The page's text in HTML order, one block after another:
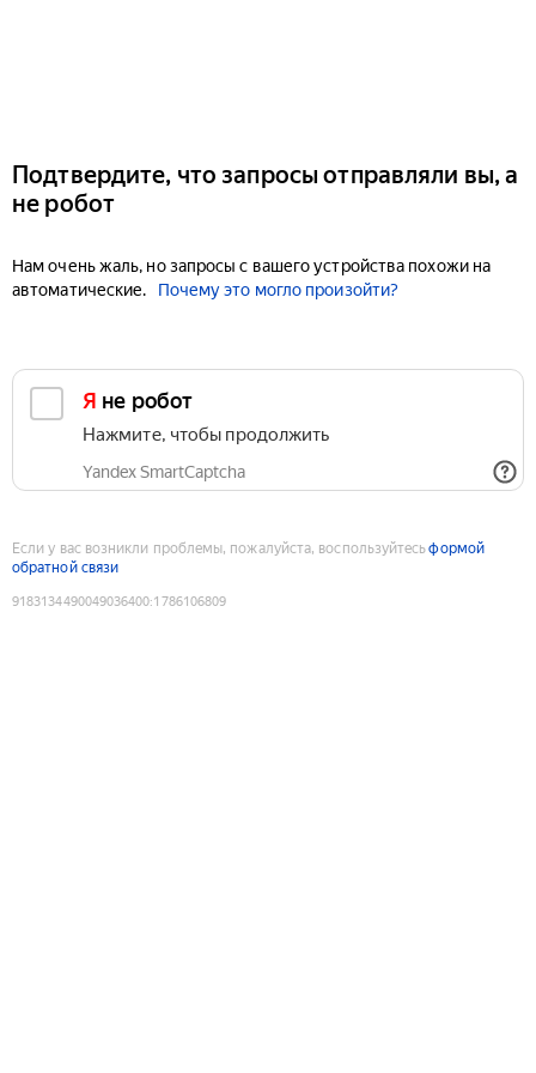
Подтвердите, что запросы отправляли вы, а
не робот
Нам очень жаль, но запросы с вашего устройства похожи на
автоматические.
Почему это могло произойти?
Я не робот
Нажмите, чтобы продолжить
Yandex SmartCaptcha
Если у вас возникли проблемы, пожалуйста, воспользуйтесьформой
обратной связи
9183134490049036400:1786106809